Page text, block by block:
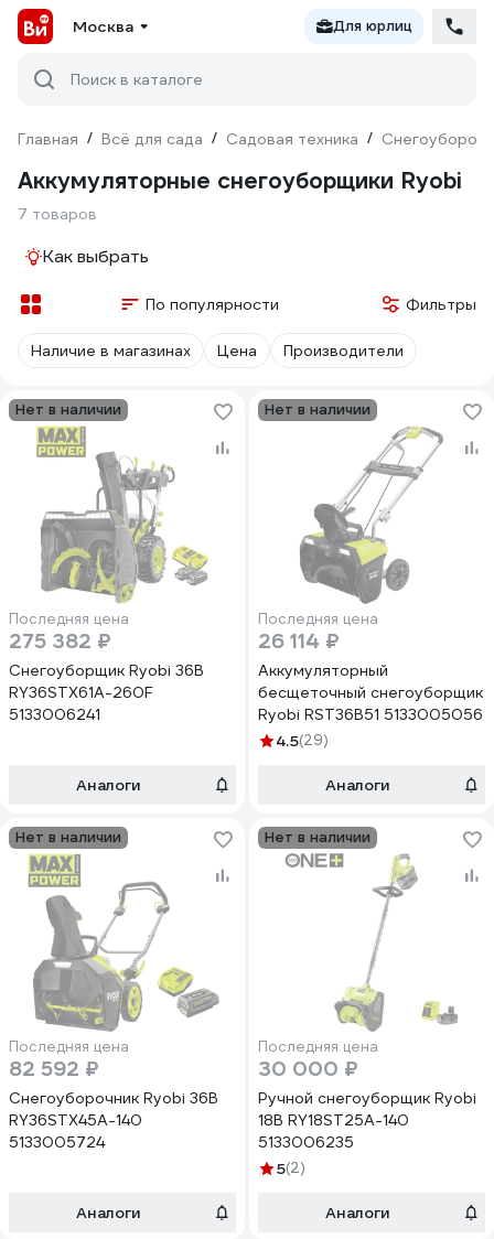
Москва Для юрлиц
Поиск в каталоге
Главная / Всё для сада / Садовая техника /
Аккумуляторные снегоуборщики Ryobi
7 товаров
Как выбрать
По популярности Фильтры
Наличие в магазинах Цена Производители
Нет в наличии
Последняя цена
275 382 ₽
Снегоуборщик Ryobi 36В
RY36STX61A-260F
5133006241
Аналоги
Нет в наличии
Последняя цена
26 114 ₽
Аккумуляторный
бесщеточный снегоуборщик
Ryobi RST36B51 5133005056
4.5(29)
Аналоги
Нет в наличии
Последняя цена
82 592 ₽
Снегоуборочник Ryobi 36В
RY36STX45A-140
5133005724
Аналоги
Нет в наличии
Последняя цена
30 000 ₽
Ручной снегоуборщик Ryobi
18В RY18ST25A-140
5133006235
5(2)
Аналоги